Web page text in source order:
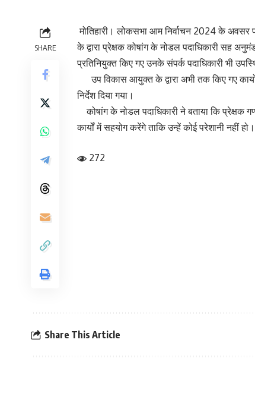
SHARE
मोतिहारी। लोकसभा आम निर्वाचन 2024 के अवसर
के द्वारा प्रेक्षक कोषांग के नोडल पदाधिकारी सह
प्रतिनियुक्त किए गए उनके संपर्क पदाधिकारी भी
उप विकास आयुक्त के द्वारा अभी तक किए गए
निर्देश दिया गया।
कोषांग के नोडल पदाधिकारी ने बताया कि
कार्यों में सहयोग करेंगे ताकि उन्हें कोई परेशानी नहीं हो।
272
Share This Article